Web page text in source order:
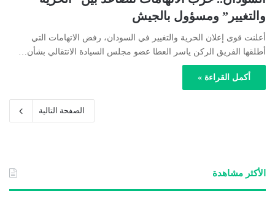
والتغيير” ومسؤول بالجيش
أعلنت قوى إعلان الحرية والتغيير في السودان، رفض الاتهامات التي
أطلقها الفريق الركن ياسر العطا عضو مجلس السيادة الانتقالي بشأن…
أكمل القراءة »
الصفحة التالية
الأكثر مشاهدة